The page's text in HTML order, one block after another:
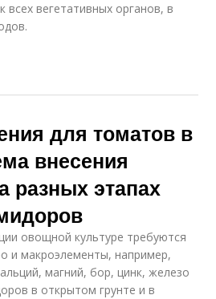
всех вегетативных органов, в
для томатов в
внесения
разных этапах
овощной культуре требуются
и макроэлементы, например,
магний, бор, цинк, железо
в открытом грунте и в